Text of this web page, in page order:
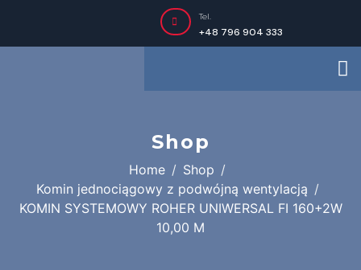
+48 796 904 333
Tel.
Shop
Home
Shop
Komin jednociągowy z podwójną wentylacją
KOMIN SYSTEMOWY ROHER UNIWERSAL FI 160+2W
10,00 M